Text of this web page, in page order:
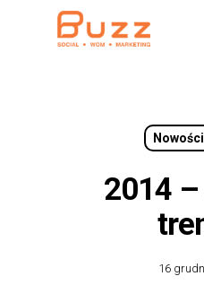
2014
16